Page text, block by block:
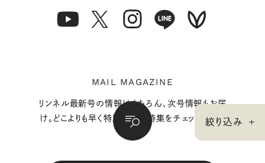
MAIL MAGAZINE
リンネル最新号の情報はもちろん、次号情報もお届
け。どこよりも早く特別付録や特集をチェックできま
絞り込み